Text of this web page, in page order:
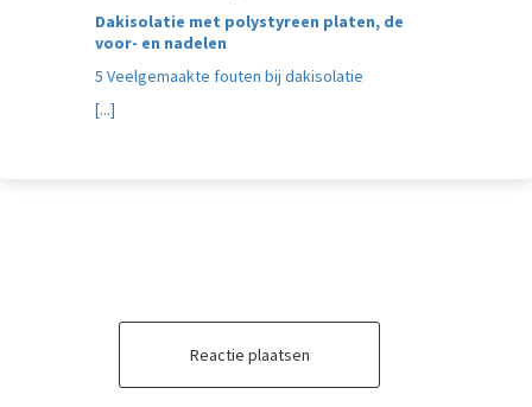
Dakisolatie met polystyreen platen, de
voor- en nadelen
5 Veelgemaakte fouten bij dakisolatie
[...]
Reactie plaatsen